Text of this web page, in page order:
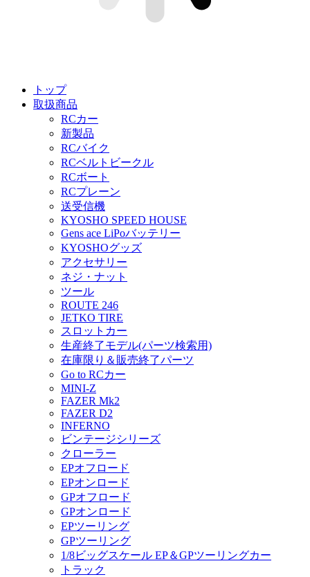
トップ
取扱商品
RCカー
新製品
RCバイク
RCベルトビークル
RCボート
RCプレーン
送受信機
KYOSHO SPEED HOUSE
Gens ace LiPoバッテリー
KYOSHOグッズ
アクセサリー
ネジ・ナット
ツール
ROUTE 246
JETKO TIRE
スロットカー
生産終了モデル(パーツ検索用)
在庫限り＆販売終了パーツ
Go to RCカー
MINI-Z
FAZER Mk2
FAZER D2
INFERNO
ビンテージシリーズ
クローラー
EPオフロード
EPオンロード
GPオフロード
GPオンロード
EPツーリング
GPツーリング
1/8ビッグスケール EP＆GPツーリングカー
トラック